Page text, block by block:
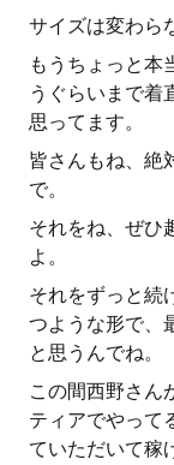
サイズは変わら
もうちょっと本
うぐらいまで着
思ってます。
皆さんもね、絶
で。
それをね、ぜひ
よ。
それをずっと続
つような形で、
と思うんでね。
この間西野さん
ティアでやって
ていただいて稼